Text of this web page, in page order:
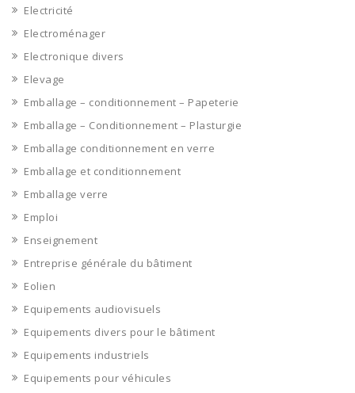
Electricité
Electroménager
Electronique divers
Elevage
Emballage – conditionnement – Papeterie
Emballage – Conditionnement – Plasturgie
Emballage conditionnement en verre
Emballage et conditionnement
Emballage verre
Emploi
Enseignement
Entreprise générale du bâtiment
Eolien
Equipements audiovisuels
Equipements divers pour le bâtiment
Equipements industriels
Equipements pour véhicules